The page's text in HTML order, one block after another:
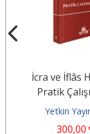
İcra ve İflâs
Pratik
Yetkin
300,00